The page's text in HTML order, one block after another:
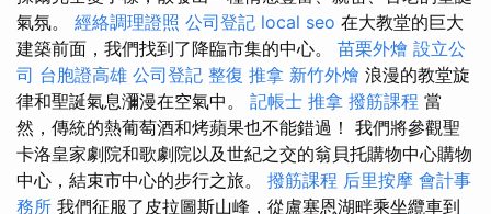
氣氛。 經絡調理證照 公司登記 local seo 在大教堂的巨大
建築前面，我們找到了降臨市集的中心。 苗栗外燴 設立公
司 台胞證高雄 公司登記 整復 推拿 新竹外燴 浪漫的教堂旋
律和聖誕氣息瀰漫在空氣中。 記帳士 推拿 撥筋課程 當
然，傳統的熱葡萄酒和烤蘋果也不能錯過！ 我們將參觀聖
卡洛皇家劇院和歌劇院以及世紀之交的翁貝托購物中心購物
中心，結束市中心的步行之旅。 撥筋課程 后里按摩 會計事
務所 我們征服了皮拉圖斯山峰，從盧塞恩湖畔乘坐纜車到